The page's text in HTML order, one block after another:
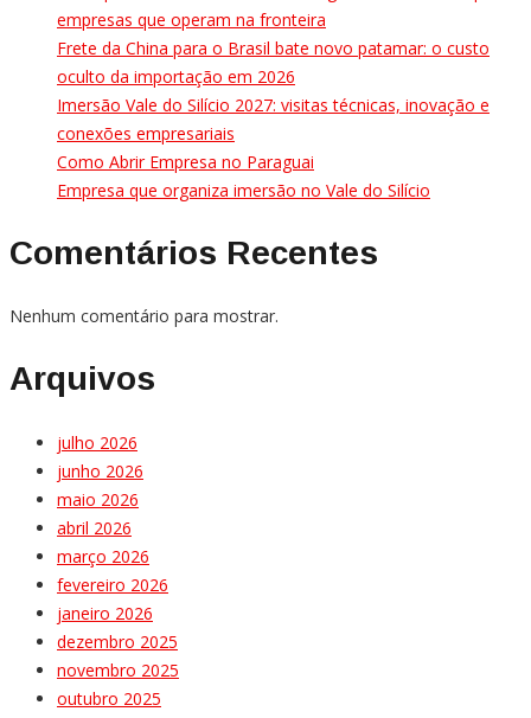
empresas que operam na fronteira
Frete da China para o Brasil bate novo patamar: o custo
oculto da importação em 2026
Imersão Vale do Silício 2027: visitas técnicas, inovação e
conexões empresariais
Como Abrir Empresa no Paraguai
Empresa que organiza imersão no Vale do Silício
Comentários Recentes
Nenhum comentário para mostrar.
Arquivos
julho 2026
junho 2026
maio 2026
abril 2026
março 2026
fevereiro 2026
janeiro 2026
dezembro 2025
novembro 2025
outubro 2025